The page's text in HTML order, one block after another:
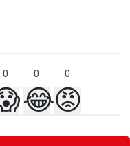
0 0 0
😂😡